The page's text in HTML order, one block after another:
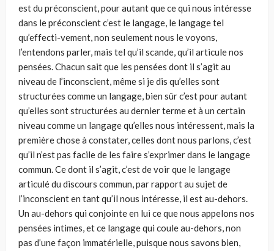
est du préconscient, pour autant que ce qui nous intéresse
dans le préconscient c’est le langage, le langage tel
qu’effecti-vement, non seulement nous le voyons,
l’entendons parler, mais tel qu’il scande, qu’il articule nos
pensées. Chacun sait que les pensées dont il s’agit au
niveau de l’inconscient, même si je dis qu’elles sont
structurées comme un langage, bien sûr c’est pour autant
qu’elles sont structurées au dernier terme et à un certain
niveau comme un langage qu’elles nous intéressent, mais la
première chose à constater, celles dont nous parlons, c’est
qu’il n’est pas facile de les faire s’exprimer dans le langage
commun. Ce dont il s’agit, c’est de voir que le langage
articulé du discours commun, par rapport au sujet de
l’inconscient en tant qu’il nous intéresse, il est au-dehors.
Un au-dehors qui conjointe en lui ce que nous appelons nos
pensées intimes, et ce langage qui coule au-dehors, non
pas d’une façon immatérielle, puisque nous savons bien,